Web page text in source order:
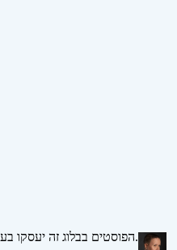
הפוסטים בבלוג זה יעסקו בעולם התקשורת השיווקית שיווק, מיתוג, אסטרטגיה, דיגיטל ומדיה חברתית.